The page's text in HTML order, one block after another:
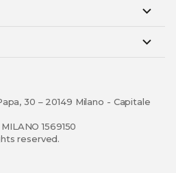
30 – 20149 Milano - Capitale
1569150
reserved.